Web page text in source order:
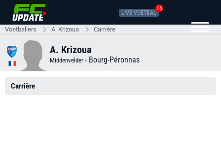
LIVE VOETBAL
16
Voetballers A. Krizoua Carrière
A. Krizoua
Middenvelder - Bourg-Péronnas
Carrière